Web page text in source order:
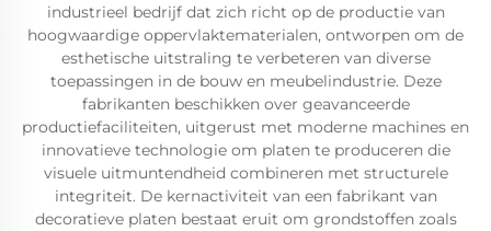
industrieel bedrijf dat zich richt op de productie van
hoogwaardige oppervlaktematerialen, ontworpen om de
esthetische uitstraling te verbeteren van diverse
toepassingen in de bouw en meubelindustrie. Deze
fabrikanten beschikken over geavanceerde
productiefaciliteiten, uitgerust met moderne machines en
innovatieve technologie om platen te produceren die
visuele uitmuntendheid combineren met structurele
integriteit. De kernactiviteit van een fabrikant van
decoratieve platen bestaat eruit om grondstoffen zoals